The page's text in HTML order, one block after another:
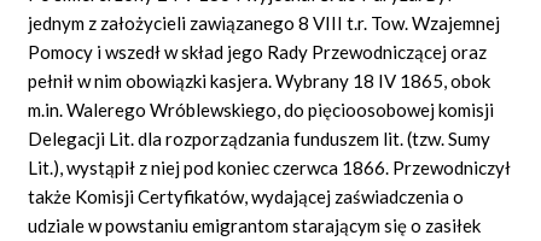
jednym z założycieli zawiązanego 8 VIII t.r. Tow. Wzajemnej
Pomocy i wszedł w skład jego Rady Przewodniczącej oraz
pełnił w nim obowiązki kasjera. Wybrany 18 IV 1865, obok
m.in. Walerego Wróblewskiego, do pięcioosobowej komisji
Delegacji Lit. dla rozporządzania funduszem lit. (tzw. Sumy
Lit.), wystąpił z niej pod koniec czerwca 1866. Przewodniczył
także Komisji Certyfikatów, wydającej zaświadczenia o
udziale w powstaniu emigrantom starającym się o zasiłek